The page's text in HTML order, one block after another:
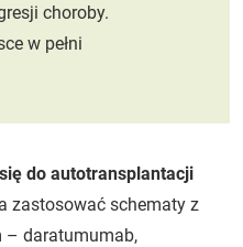
choroby.
w pełni
do autotransplantacji
zastosować schematy z
– daratumumab,